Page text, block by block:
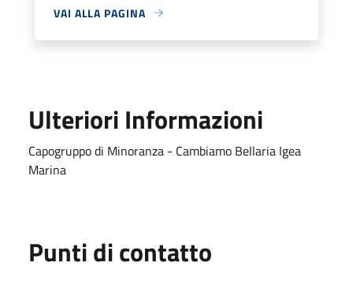
VAI ALLA PAGINA
Ulteriori Informazioni
Capogruppo di Minoranza - Cambiamo Bellaria Igea
Marina
Punti di contatto